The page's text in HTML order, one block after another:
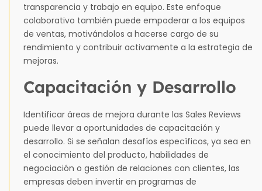
transparencia y trabajo en equipo. Este enfoque
colaborativo también puede empoderar a los equipos
de ventas, motivándolos a hacerse cargo de su
rendimiento y contribuir activamente a la estrategia de
mejoras.
Capacitación y Desarrollo
Identificar áreas de mejora durante las Sales Reviews
puede llevar a oportunidades de capacitación y
desarrollo. Si se señalan desafíos específicos, ya sea en
el conocimiento del producto, habilidades de
negociación o gestión de relaciones con clientes, las
empresas deben invertir en programas de